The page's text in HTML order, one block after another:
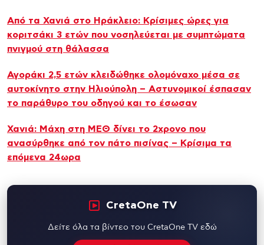
Από τα Χανιά στο Ηράκλειο: Κρίσιμες ώρες για
κοριτσάκι 3 ετών που νοσηλεύεται με συμπτώματα
πνιγμού στη θάλασσα
Αγοράκι 2,5 ετών κλειδώθηκε ολομόναχο μέσα σε
αυτοκίνητο στην Ηλιούπολη – Αστυνομικοί έσπασαν
το παράθυρο του οδηγού και το έσωσαν
Χανιά: Μάχη στη ΜΕΘ δίνει το 2χρονο που
ανασύρθηκε από τον πάτο πισίνας – Κρίσιμα τα
επόμενα 24ωρα
CretaOne TV
Δείτε όλα τα βίντεο του CretaOne TV εδώ